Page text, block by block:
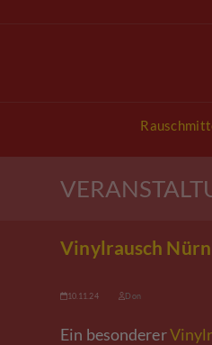
Vinylrausch
10.11.24 Don
Ein besonderer